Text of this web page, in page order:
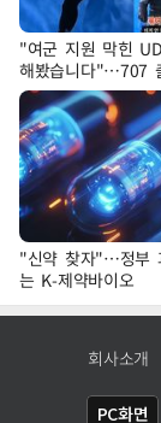
"여군 지원 막힌
해봤습니다"…707
'완벽 소화'
"신약 찾자"…정부
는 K-제약바이오
회사소개
PC화면